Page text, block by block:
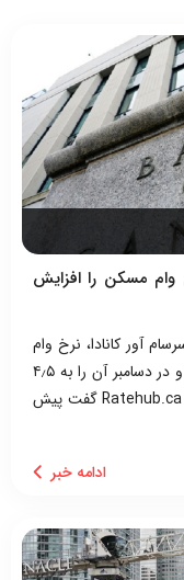
۲۰۲۳ دوباره نرخ وام مسکن را افزایش
آور کانادا، نرخ وام
دهی را در سال گذشته هفت بار افزایش داد و در دسامبر آن را به ۴٫۵
درصد رساند. جیمز لرد، یکی از مدیران عامل Ratehub.ca گفت پیش